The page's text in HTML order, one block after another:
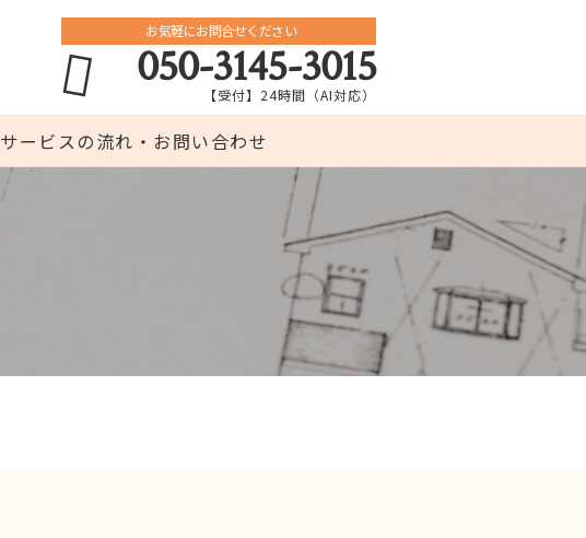
お気軽にお問合せください
050-3145-3015
【受付】24時間（AI対応）
サービスの流れ・お問い合わせ